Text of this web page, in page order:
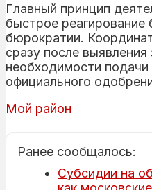
Главный принцип
быстрое реагирование
бюрократии.
сразу после выявления
необходимости
официального
Мой район
Ранее сообщалось:
Субсидии на